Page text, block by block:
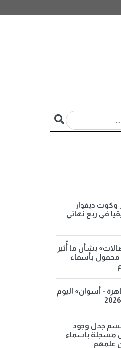
وكوت ديفوار
في ربع نهائي
بشأن ما أُثير
بأسماء
- أسوان» اليوم
جدل وجود
بأسماء
علمهم